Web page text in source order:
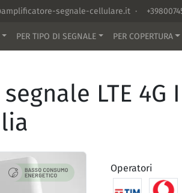
segnale-cellulare.it ·
PER TIPO DI SEGNALE PER COPERTURA
LTE 4G
Operatori